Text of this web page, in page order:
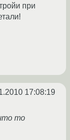
при
17:08:19
то